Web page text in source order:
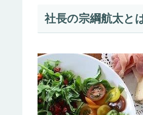
社長の宗綱航太と